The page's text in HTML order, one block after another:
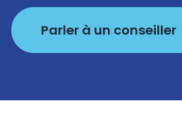
Parler à un conseiller